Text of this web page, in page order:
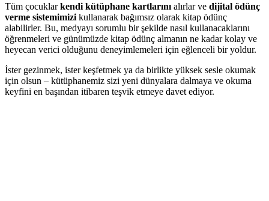
Tüm çocuklarkendi kütüphane kartlarını alırlar ve dijital ödünç
verme sistemimizi kullanarak bağımsız olarak kitap ödünç
alabilirler. Bu, medyayı sorumlu bir şekilde nasıl kullanacaklarını
öğrenmeleri ve günümüzde kitap ödünç almanın ne kadar kolay ve
heyecan verici olduğunu deneyimlemeleri için eğlenceli bir yoldur.
İster gezinmek, ister keşfetmek ya da birlikte yüksek sesle okumak
için olsun – kütüphanemiz sizi yeni dünyalara dalmaya ve okuma
keyfini en başından itibaren teşvik etmeye davet ediyor.